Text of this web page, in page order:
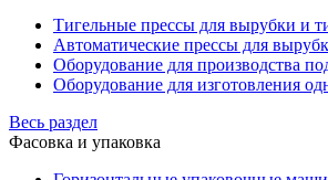
Тигельные прессы для вырубки и
Автоматические прессы для
Оборудование для производства
Оборудование для изготовления
Весь раздел
Фасовка и упаковка